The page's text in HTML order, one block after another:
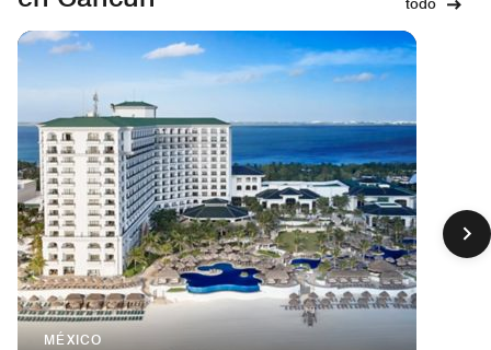
MÉXICO